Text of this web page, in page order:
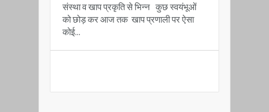
संस्था व खाप प्रकृति से भिन्न कुछ स्वयंभूओं
को छोड़ कर आज तक खाप प्रणाली पर ऐसा
कोई...